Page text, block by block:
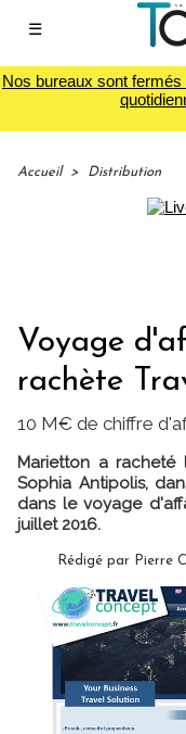
☰
Nos bureaux sont
Accueil > Distribution
Voyage
rachète
10 M€ de chiffre
Marietton a
Sophia Antipolis,
dans le voyage
juillet 2016.
Rédigé par Pierre